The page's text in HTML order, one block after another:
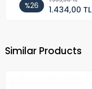
%26 1.434,00 TL
Similar Products